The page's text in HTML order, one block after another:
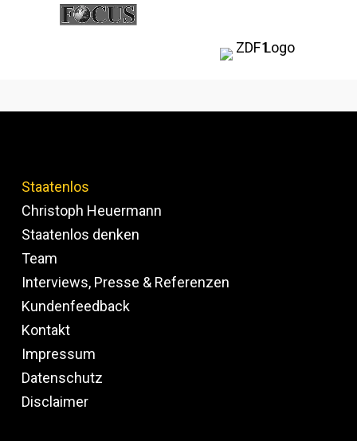
Staatenlos
Christoph Heuermann
Staatenlos denken
Team
Interviews, Presse & Referenzen
Kundenfeedback
Kontakt
Impressum
Datenschutz
Disclaimer